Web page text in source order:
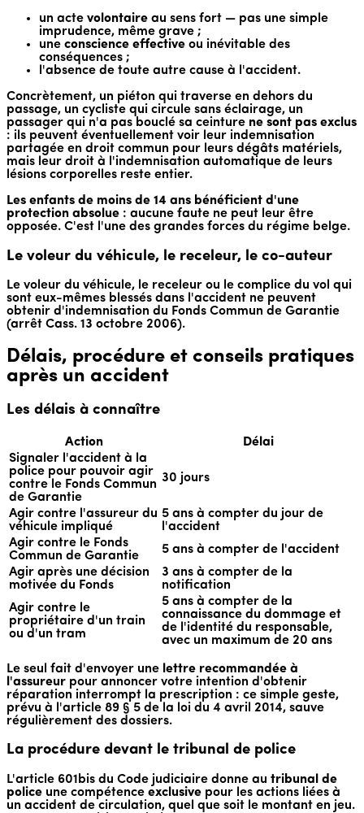
un acte volontaire au sens fort — pas une simple
imprudence, même grave ;
une conscience effective ou inévitable des
conséquences ;
l'absence de toute autre cause à l'accident.
Concrètement, un piéton qui traverse en dehors du
passage, un cycliste qui circule sans éclairage, un
passager qui n'a pas bouclé sa ceinture ne sont pas exclus
: ils peuvent éventuellement voir leur indemnisation
partagée en droit commun pour leurs dégâts matériels,
mais leur droit à l'indemnisation automatique de leurs
lésions corporelles reste entier.
Les enfants de moins de 14 ans bénéficient d'une
protection absolue : aucune faute ne peut leur être
opposée. C'est l'une des grandes forces du régime belge.
Le voleur du véhicule, le receleur, le co-auteur
Le voleur du véhicule, le receleur ou le complice du vol qui
sont eux-mêmes blessés dans l'accident ne peuvent
obtenir d'indemnisation du Fonds Commun de Garantie
(arrêt Cass. 13 octobre 2006).
Délais, procédure et conseils pratiques
après un accident
Les délais à connaître
Action
Délai
Signaler l'accident à la
police pour pouvoir agir
contre le Fonds Commun
de Garantie
30 jours
Agir contre l'assureur du
véhicule impliqué
5 ans à compter du jour de
l'accident
Agir contre le Fonds
Commun de Garantie
5 ans à compter de l'accident
Agir après une décision
motivée du Fonds
3 ans à compter de la
notification
Agir contre le
propriétaire d'un train
ou d'un tram
5 ans à compter de la
connaissance du dommage et
de l'identité du responsable,
avec un maximum de 20 ans
Le seul fait d'envoyer une lettre recommandée à
l'assureur pour annoncer votre intention d'obtenir
réparation interrompt la prescription : ce simple geste,
prévu à l'article 89 § 5 de la loi du 4 avril 2014, sauve
régulièrement des dossiers.
La procédure devant le tribunal de police
L'article 601bis du Code judiciaire donne au tribunal de
police une compétence exclusive pour les actions liées à
un accident de circulation, quel que soit le montant en jeu.